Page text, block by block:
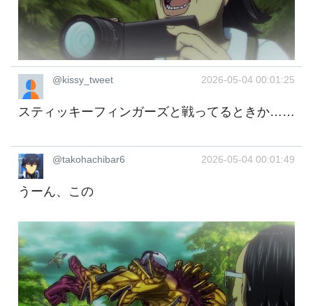
@kissy_tweet 2026-05-04 00:01:25
スティッキーフィンガーズと戦ってるときか……
@takohachibar6 2026-05-04 00:01:49
うーん、この